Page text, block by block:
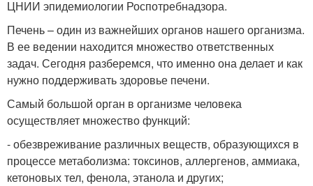
ЦНИИ эпидемиологии Роспотребнадзора.
Печень – один из важнейших органов нашего организма.
В ее ведении находится множество ответственных
задач. Сегодня разберемся, что именно она делает и как
нужно поддерживать здоровье печени.
Самый большой орган в организме человека
осуществляет множество функций:
- обезвреживание различных веществ, образующихся в
процессе метаболизма: токсинов, аллергенов, аммиака,
кетоновых тел, фенола, этанола и других;